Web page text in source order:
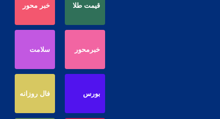
قیمت طلا خبر محور
خبرمحور سلامت
بورس فال روزانه